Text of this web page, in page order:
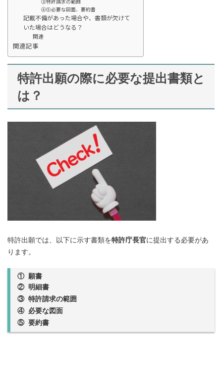
③特許請求の範囲
④⑤必要な図面、要約書
記載不備があった場合や、書類が欠けて
いた場合はどうなる？
関連
関連記事
特許出願の際に必要な提出書類と
は？
特許出願では、以下に示す書類を特許庁長官に提出する必要があ
ります。
① 願書
② 明細書
③ 特許請求の範囲
④ 必要な図面
⑤ 要約書